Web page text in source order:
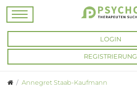
LOGIN
REGISTRIERUNG
Annegret Staab-Kaufmann